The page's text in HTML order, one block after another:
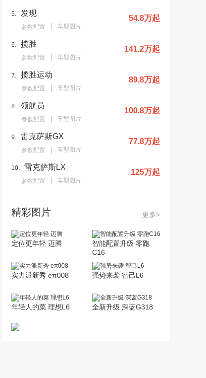
5. 发现
参数配置 车型图片
54.8万起
6. 揽胜
参数配置 车型图片
141.2万起
7. 揽胜运动
参数配置 车型图片
89.8万起
8. 领航员
参数配置 车型图片
100.8万起
9. 雷克萨斯GX
参数配置 车型图片
77.8万起
10. 雷克萨斯LX
参数配置 车型图片
125万起
精彩图片 更多>
定位更年轻 迈腾
智能配置升级 零跑
C16
实力派新秀 eπ008 强势来袭 智己L6
年轻人的菜 理想L6 全新升级 深蓝G318